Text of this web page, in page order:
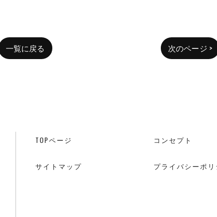
一覧に戻る 次のページ >
TOPページ コンセプト
サイトマップ プライバシーポ